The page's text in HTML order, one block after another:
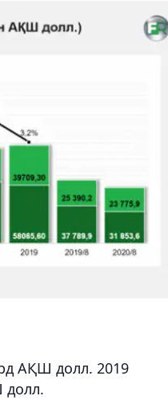
АҚШ долл. 2019
долл.